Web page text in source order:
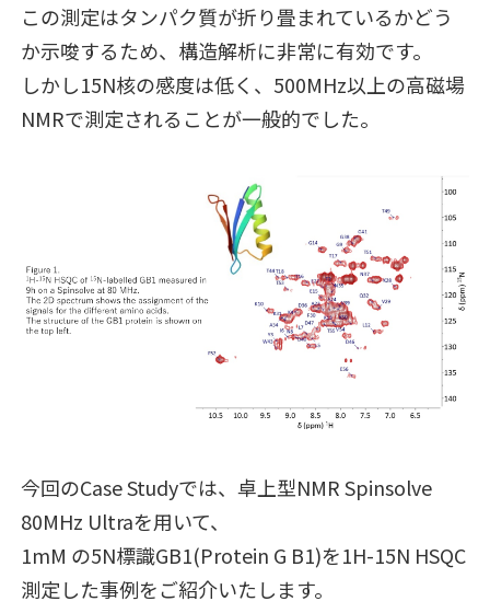
この測定はタンパク質が折り畳まれているかどう
か示唆するため、構造解析に非常に有効です。
しかし15N核の感度は低く、500MHz以上の高磁場
NMRで測定されることが一般的でした。
今回のCase Studyでは、卓上型NMR Spinsolve
80MHz Ultraを用いて、
1mM の5N標識GB1(Protein G B1)を1H-15N HSQC
測定した事例をご紹介いたします。